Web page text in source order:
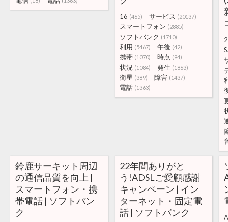
16 (465) サービス (20137)
スマートフォン (2885)
ソフトバンク (1710)
利用 (5467) 午後 (42)
携帯 (1070) 時点 (94)
状況 (1084) 発生 (1863)
衛星 (389) 障害 (1437)
電話 (1363)
鈴鹿サーキット周辺
の通信品質を向上 |
スマートフォン・携
帯電話 | ソフトバン
ク
22年間ありがと
う!ADSLご愛顧感謝
キャンペーン | イン
ターネット・固定電
話 | ソフトバンク